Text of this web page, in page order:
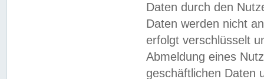
Daten durch den
Daten werden nicht
erfolgt verschlüsselt
Abmeldung eines
geschäftlichen Daten